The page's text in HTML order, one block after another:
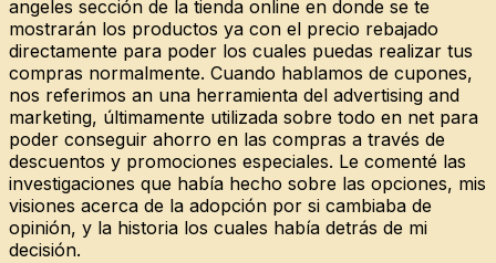
angeles sección de la tienda online en donde se te
mostrarán los productos ya con el precio rebajado
directamente para poder los cuales puedas realizar tus
compras normalmente. Cuando hablamos de cupones,
nos referimos an una herramienta del advertising and
marketing, últimamente utilizada sobre todo en net para
poder conseguir ahorro en las compras a través de
descuentos y promociones especiales. Le comenté las
investigaciones que había hecho sobre las opciones, mis
visiones acerca de la adopción por si cambiaba de
opinión, y la historia los cuales había detrás de mi
decisión.